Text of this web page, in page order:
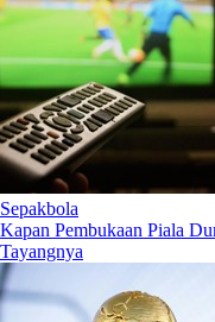
Sepakbola
Kapan Pembukaan Piala
Tayangnya